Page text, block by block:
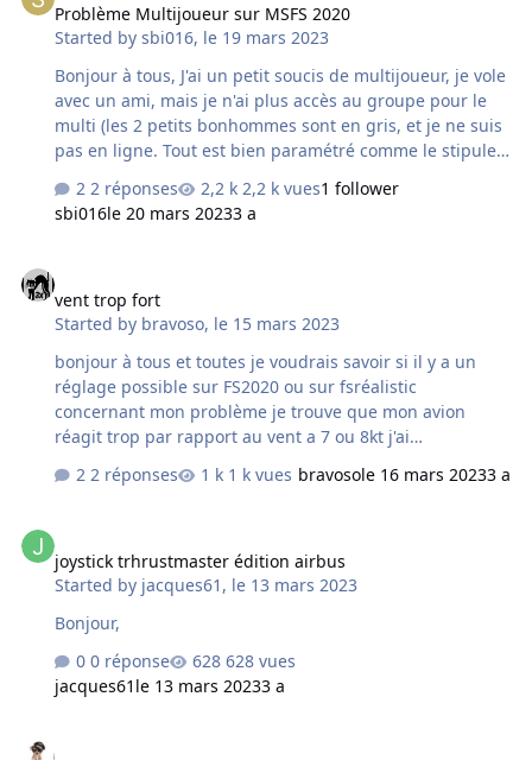
inadmissible. Une solution peut- être ? avant
d'abandonner ce simulateur qui au plan visuel est
incroyable et qui semble contenir un modèle de vol qui
se rapproche de XPlane ou DCS. Merci.
Problème Multijoueur sur MSFS 2020
Started bysbi016, le 19 mars 2023
Bonjour à tous, J'ai un petit soucis de multijoueur, je vole
avec un ami, mais je n'ai plus accès au groupe pour le
multi (les 2 petits bonhommes sont en gris, et je ne suis
pas en ligne. Tout est bien paramétré comme le stipule
le tuto Simvol. Je suis sur Windows 10 Pro et connecté en
fibre avec Free. Il y à quelque mois, ça à fonctionné.
Mais plus maintenant, Avez vous une idée. Merci
2 réponses 2,2 k vues1 follower
sbi016le 20 mars 20233 a
vent trop fort
Started by bravoso, le 15 mars 2023
bonjour à tous et toutes je voudrais savoir si il y a un
réglage possible sur FS2020 ou sur fsréalistic
concernant mon problème je trouve que mon avion
réagit trop par rapport au vent a 7 ou 8kt j'ai
l'impression d'être dans un avion qui subit un vent bien
plus fort(tremblement vibration) pouvez vous m'aider
2 réponses 1 k vues bravosole 16 mars 20233 a
joystick trhrustmaster édition airbus
Started by jacques61 , le 13 mars 2023
Bonjour,
0 réponse
628 vues
jacques61 le 13 mars 20233 a